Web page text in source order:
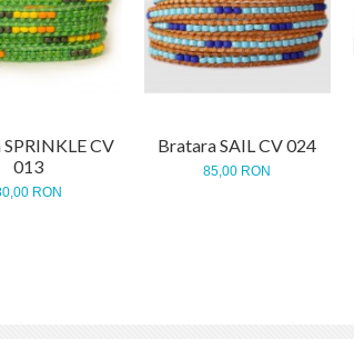
CV
013
RON
Bratara SAIL CV 024
85,00 RON